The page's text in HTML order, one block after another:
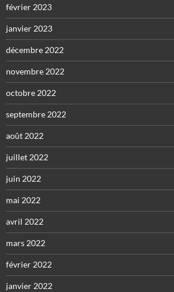
février 2023
janvier 2023
décembre 2022
novembre 2022
octobre 2022
septembre 2022
août 2022
juillet 2022
juin 2022
mai 2022
avril 2022
mars 2022
février 2022
janvier 2022